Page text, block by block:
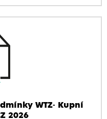
WTZ- Kupní
2026